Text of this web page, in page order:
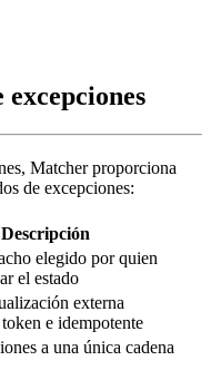
Matcher proporciona
de excepciones:
Descripción
elegido por quien
el estado
externa
e idempotente
a una única cadena